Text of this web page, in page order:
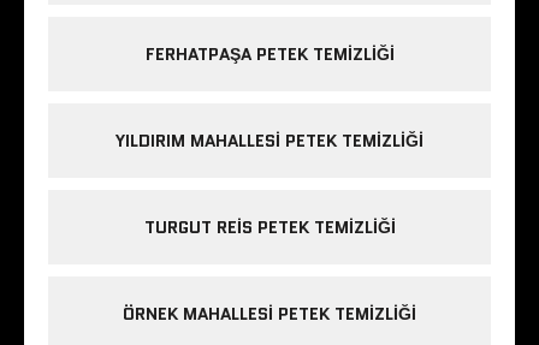
FERHATPAŞA PETEK TEMIZLIĞI
YILDIRIM MAHALLESI PETEK TEMIZLIĞI
TURGUT REIS PETEK TEMIZLIĞI
ÖRNEK MAHALLESI PETEK TEMIZLIĞI